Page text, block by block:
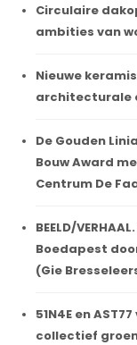
Circulaire
ambities van
Nieuwe
architecturale
De Gouden
Bouw Award
Centrum De
BEELD/
Boedapest
(Gie
51N4E en
collectief